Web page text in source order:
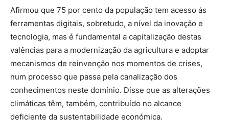
Afirmou que 75 por cento da população tem acesso às
ferramentas digitais, sobretudo, a nível da inovação e
tecnologia, mas é fundamental a capitalização destas
valências para a modernização da agricultura e adoptar
mecanismos de reinvenção nos momentos de crises,
num processo que passa pela canalização dos
conhecimentos neste domínio. Disse que as alterações
climáticas têm, também, contribuído no alcance
deficiente da sustentabilidade económica.